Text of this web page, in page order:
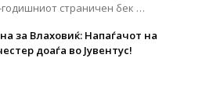
годишниот страничен бек …
за Влаховиќ: Напаѓачот на
доаѓа во Јувентус!